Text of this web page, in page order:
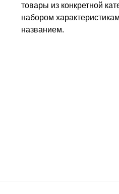
товары из конкретной
набором
названием.